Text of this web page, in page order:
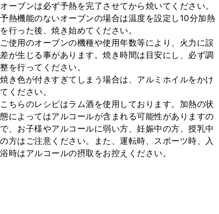
オーブンは必ず予熱を完了させてから焼いてください。
予熱機能のないオーブンの場合は温度を設定し10分加熱
を行った後、焼き始めてください。
ご使用のオーブンの機種や使用年数等により、火力に誤
差が生じる事があります。焼き時間は目安にし、必ず調
整を行ってください。
焼き色が付きすぎてしまう場合は、アルミホイルをかけ
てください。
こちらのレシピはラム酒を使用しております。加熱の状
態によってはアルコールが含まれる可能性がありますの
で、お子様やアルコールに弱い方、妊娠中の方、授乳中
の方はご注意ください。また、運転時、スポーツ時、入
浴時はアルコールの摂取をお控えください。